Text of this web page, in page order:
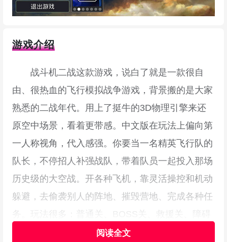
游戏介绍
战斗机二战这款游戏，说白了就是一款很自
由、很热血的飞行模拟战争游戏，背景搬的是大家
熟悉的二战年代。用上了挺牛的3D物理引擎来还
原空中场景，看着更带感。中文版在玩法上偏向第
一人称视角，代入感强。你要当一名精英飞行队的
队长，不停招人补强战队，带着队员一起投入那场
历史级的大空战。开各种飞机，靠灵活操控和机动
躲避，去偷袭别人的阵地、摧毁营地、完成各种任
务。玩法很多：普通关、BOSS关、救援关、障碍
关、无尽模式等等，随便挑，风格各不相同，玩起